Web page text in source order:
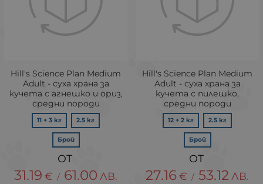
Hill's Science Plan Medium
Adult - суха храна за
кучета с агнешко и ориз,
средни породи
11 + 3 кг 2.5 кг
Брой
31.19 € / 61.00 ЛВ.
Hill's Science Plan Medium
Adult - суха храна за
кучета с пилешко,
средни породи
12 + 2 кг 2.5 кг
Брой
27.16€ / 53.12 ЛВ.